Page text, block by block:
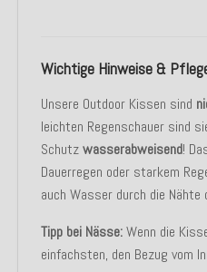
Wichtige Hinweise &
Unsere Outdoor Kissen sind
leichten Regenschauer sind
Schutzwasserabweisend!
Dauerregen oder starkem
auch Wasser durch die
Tipp bei Nässe:Wenn die
einfachsten, den Bezug vom